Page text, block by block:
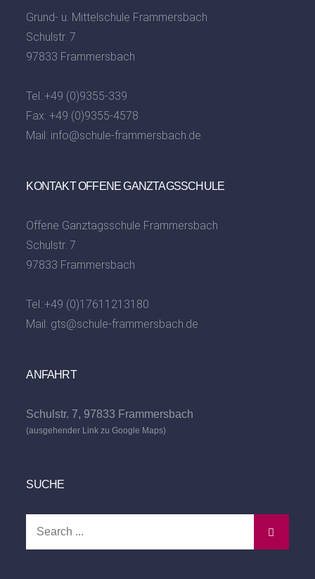
Grund- u. Mittelschule Frammersbach
Schulstr. 7
97833 Frammersbach
Tel.:+49 (0)9355-339
Fax: +49 (0)9355-4578
Mail: info@schule-frammersbach.de
KONTAKT OFFENE GANZTAGSSCHULE
Offene Ganztagsschule Frammersbach
Schulstr. 7
97833 Frammersbach
Tel.:+49 (0)17611213180
Mail: gts@schule-frammersbach.de
ANFAHRT
Schulstr. 7, 97833 Frammersbach
(ausgehender Link zu Google Maps)
SUCHE